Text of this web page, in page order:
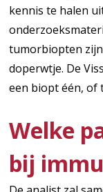
kennis te halen
tumorbiopten
doperwtje. De
een biopt één, of
Welke
bij